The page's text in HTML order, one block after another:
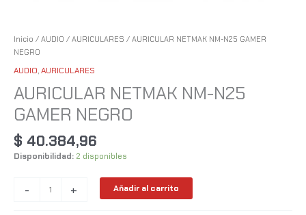
Inicio / AUDIO / AURICULARES / AURICULAR NETMAK NM-N25 GAMER
NEGRO
AUDIO,AURICULARES
AURICULAR NETMAK NM-N25
GAMER NEGRO
$ 40.384,96
Disponibilidad: 2 disponibles
- + Añadir al carrito